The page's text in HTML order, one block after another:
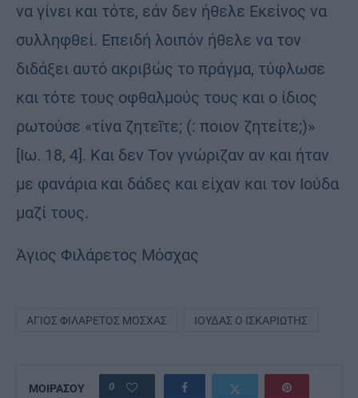
να γίνει και τότε, εάν δεν ήθελε Εκείνος να
συλληφθεί. Επειδή λοιπόν ήθελε να τον
διδάξει αυτό ακριβώς το πράγμα, τύφλωσε
και τότε τους οφθαλμούς τους και ο ίδιος
ρωτούσε «τίνα ζητεῖτε; (: ποιον ζητείτε;)»
[Ιω. 18, 4]. Και δεν Τον γνώριζαν αν και ήταν
με φανάρια και δάδες και είχαν και τον Ιούδα
μαζί τους.
Άγιος Φιλάρετος Μόσχας
ΆΓΙΟΣ ΦΙΛΆΡΕΤΟΣ ΜΌΣΧΑΣ ΙΟΎΔΑΣ Ο ΙΣΚΑΡΙΏΤΗΣ
ΜΟΙΡΑΣΟΥ 0